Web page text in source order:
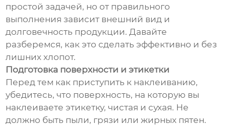
простой задачей, но от правильного
выполнения зависит внешний вид и
долговечность продукции. Давайте
разберемся, как это сделать эффективно и без
лишних хлопот.
Подготовка поверхности и этикетки
Перед тем как приступить к наклеиванию,
убедитесь, что поверхность, на которую вы
наклеиваете этикетку, чистая и сухая. Не
должно быть пыли, грязи или жирных пятен.